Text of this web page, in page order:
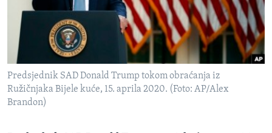
MAGAZIN
O GLASU AMERIKE
Learning English
PRATITE NAS
Predsjednik SAD Donald Trump tokom obraćanja iz
Ružičnjaka Bijele kuće, 15. aprila 2020. (Foto: AP/Alex
Brandon)